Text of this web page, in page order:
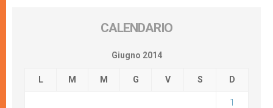
CALENDARIO
Giugno 2014
L M M G V S D
1